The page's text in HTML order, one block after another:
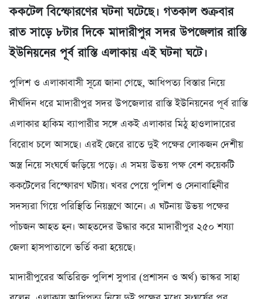
ককটেল বিস্ফোরণের ঘটনা ঘটেছে। গতকাল শুক্রবার
রাত সাড়ে ৮টার দিকে মাদারীপুর সদর উপজেলার রাস্তি
ইউনিয়নের পূর্ব রাস্তি এলাকায় এই ঘটনা ঘটে।
পুলিশ ও এলাকাবাসী সূত্রে জানা গেছে, আধিপত্য বিস্তার নিয়ে
দীর্ঘদিন ধরে মাদারীপুর সদর উপজেলার রাস্তি ইউনিয়নের পূর্ব রাস্তি
এলাকার হাকিম ব্যাপারীর সঙ্গে একই এলাকার মিঠু হাওলাদারের
বিরোধ চলে আসছে। এরই জেরে রাতে দুই পক্ষের লোকজন দেশীয়
অস্ত্র নিয়ে সংঘর্ষে জড়িয়ে পড়ে। এ সময় উভয় পক্ষ বেশ কয়েকটি
ককটেলের বিস্ফোরণ ঘটায়। খবর পেয়ে পুলিশ ও সেনাবাহিনীর
সদস্যরা গিয়ে পরিস্থিতি নিয়ন্ত্রণে আনে। এ ঘটনায় উভয় পক্ষের
পাঁচজন আহত হন। আহতদের উদ্ধার করে মাদারীপুর ২৫০ শয্যা
জেলা হাসপাতালে ভর্তি করা হয়েছে।
মাদারীপুরের অতিরিক্ত পুলিশ সুপার (প্রশাসন ও অর্থ) ভাস্কর সাহা